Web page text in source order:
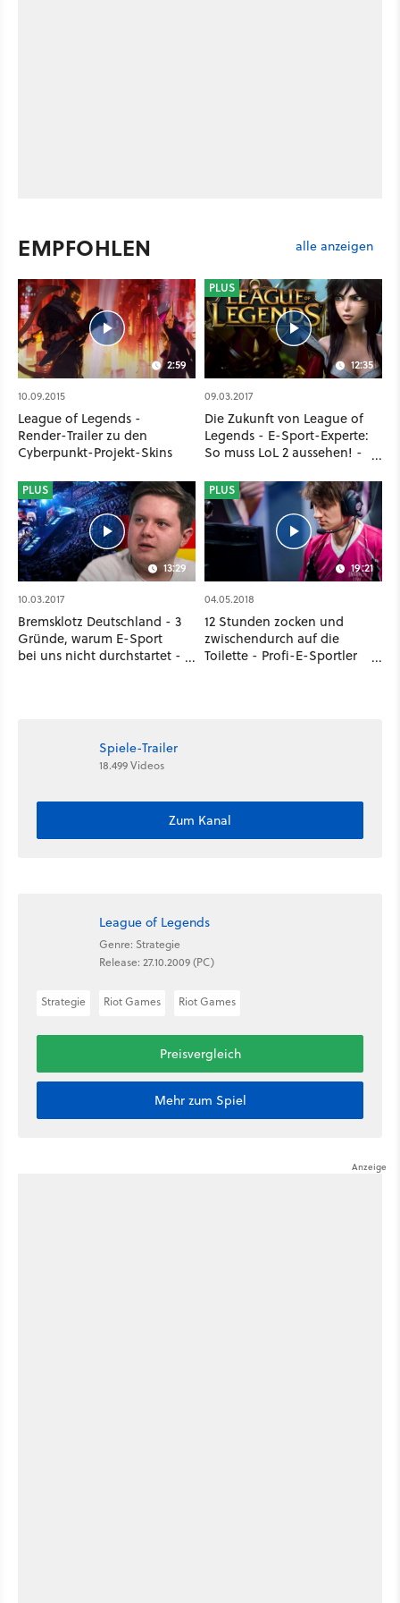
EMPFOHLEN alle anzeigen
2:59
10.09.2015
League of Legends -
Render-Trailer zu den
Cyberpunkt-Projekt-Skins
12:35
PLUS
09.03.2017
Die Zukunft von League of
Legends - E-Sport-Experte:
So muss LoL 2 aussehen! -
13:29
PLUS
10.03.2017
Bremsklotz Deutschland - 3
Gründe, warum E-Sport
bei uns nicht durchstartet -
19:21
PLUS
04.05.2018
12 Stunden zocken und
zwischendurch auf die
Toilette - Profi-E-Sportler
Spiele-Trailer
18.499 Videos
Zum Kanal
League of Legends
Genre: Strategie
Release: 27.10.2009 (PC)
Strategie Riot Games Riot Games
Preisvergleich
Mehr zum Spiel